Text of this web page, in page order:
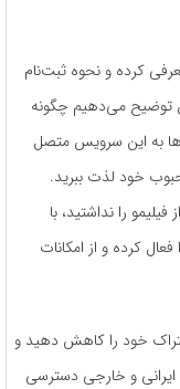
کرده و نحوه ثبت‌نام
توضیح می‌دهیم چگونه
به این سرویس متصل
خود لذت ببرید.
را نداشتید، با
کرده و از امکانات
خود را کاهش دهید و
ایرانی و خارجی دسترسی